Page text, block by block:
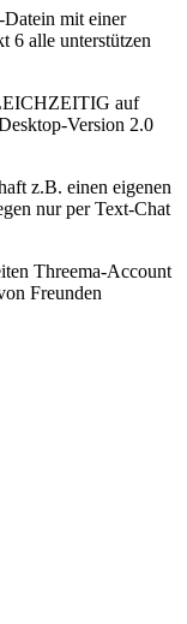
mit einer
6 alle unterstützen
auf
Version 2.0
z.B. einen eigenen
nur per Text-Chat
Threema-Account
Freunden